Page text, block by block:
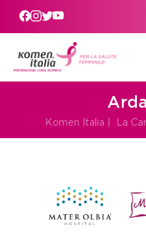
Skip to main content
Komen Italia La